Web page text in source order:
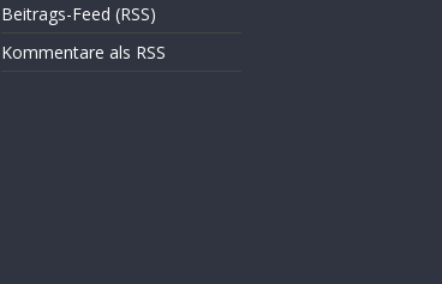
Beitrags-Feed (RSS)
Kommentare als RSS